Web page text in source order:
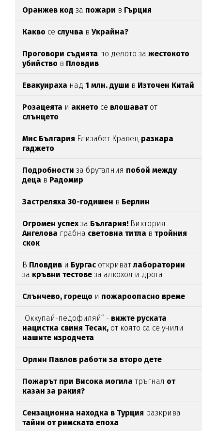
Оранжев код за пожари в Гърция
Какво се случва вУкрайна?
Проговори съдията по делото зажестокото
убийство в Пловдив
Евакуираха над1 млн. души в Източен Китай
Розацеята и акнето се влошават от
слънцето
Мис България Елизабет Кравец разкара
гаджето
Подробностиза бруталния побой между
деца в Радомир
Застреляха 30-годишен в Берлин
Огромен успехза България! Виктория
Ангелова грабна световна титла в тройния
скок
В Пловдив и Бургас откриватлаборатории
за кръвни тестовеза алкохол и дрога
Слънчево, горещо и пожароопасно време
"Оккупай-педофиляй“ - вижте руската
нацистка свиня Тесак, от която са се учили
нашите изродчета
Орлин Павлов работи за второ дете
Пожарът при Висока могила тръгнал от
казан за ракия?
Сензационна находка в Турция разкрива
тайни от римската епоха